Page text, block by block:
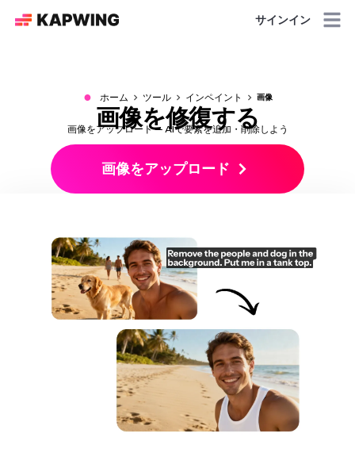
サインイン
● ホーム ツール インペイント 画像
画像を修復する
画像をアップロード — AIで要素を追加・削除しよう
画像をアップロード